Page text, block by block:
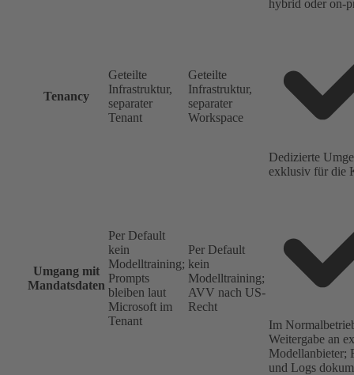
hybrid oder on-
Tenancy
Geteilte
Infrastruktur,
separater
Tenant
Geteilte
Infrastruktur,
separater
Workspace
Dedizierte
exklusiv für die
Umgang mit
Mandatsdaten
Per Default
kein
Modelltraining;
Prompts
bleiben laut
Microsoft im
Tenant
Per Default
kein
Modelltraining;
AVV nach US-
Recht
Im
Weitergabe an
Modellanbieter;
und Logs